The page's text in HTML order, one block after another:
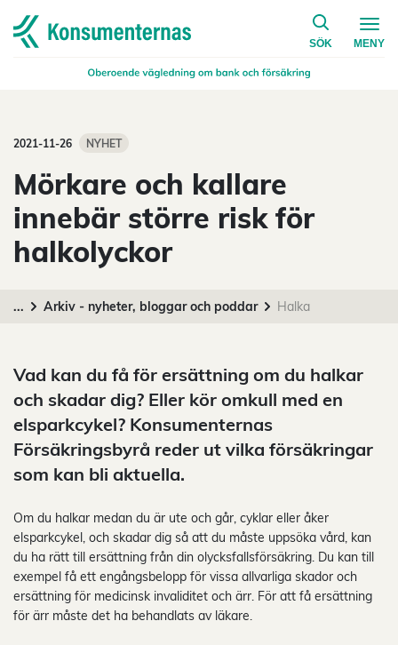
Navigera till startsidan
SÖK
på
MENY
2021-11-26 NYHET
Mörkare och kallare
innebär större risk för
halkolyckor
... Arkiv - nyheter, bloggar och poddar Halka
Vad kan du få för ersättning om du halkar
och skadar dig? Eller kör omkull med en
elsparkcykel? Konsumenternas
Försäkringsbyrå reder ut vilka försäkringar
som kan bli aktuella.
Om du halkar medan du är ute och går, cyklar eller åker
elsparkcykel, och skadar dig så att du måste uppsöka vård, kan
du ha rätt till ersättning från din olycksfallsförsäkring. Du kan till
exempel få ett engångsbelopp för vissa allvarliga skador och
ersättning för medicinsk invaliditet och ärr. För att få ersättning
för ärr måste det ha behandlats av läkare.